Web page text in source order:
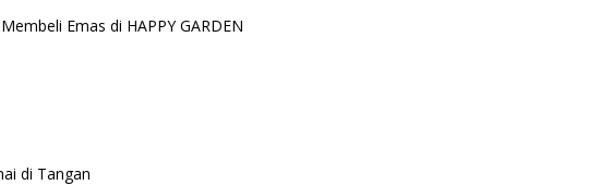
Emas di HAPPY GARDEN
di Tangan